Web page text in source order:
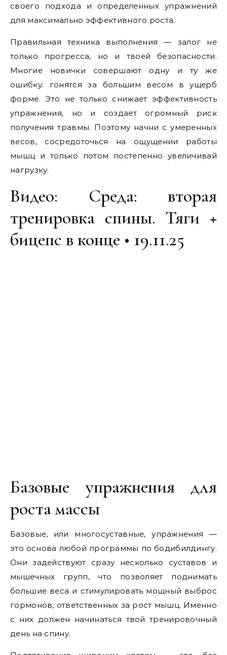
своего подхода и определенных упражнений
для максимально эффективного роста.
Правильная техника выполнения — залог не
только прогресса, но и твоей безопасности.
Многие новички совершают одну и ту же
ошибку: гонятся за большим весом в ущерб
форме. Это не только снижает эффективность
упражнения, но и создает огромный риск
получения травмы. Поэтому начни с умеренных
весов, сосредоточься на ощущении работы
мышц и только потом постепенно увеличивай
нагрузку.
Видео: Среда: вторая
тренировка спины. Тяги +
бицепс в конце • 19.11.25
Базовые упражнения для
роста массы
Базовые, или многосуставные, упражнения —
это основа любой программы по бодибилдингу.
Они задействуют сразу несколько суставов и
мышечных групп, что позволяет поднимать
большие веса и стимулировать мощный выброс
гормонов, ответственных за рост мышц. Именно
с них должен начинаться твой тренировочный
день на спину.